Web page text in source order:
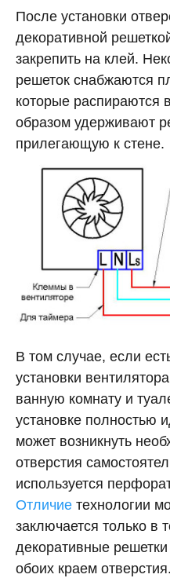
После установки
декоративной
закрепить на клей.
решеток снабжаются
которые распираются
образом удерживают
прилегающую к стене.
В том случае, если
установки
ванную комнату и
установке полностью
может возникнуть
отверстия
используется
Отличие технологии
заключается только в
декоративные
обоих краем отверстия.